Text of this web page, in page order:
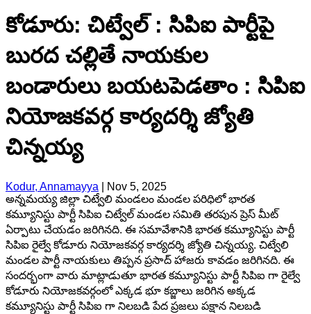
కోడూరు: చిట్వేల్ : సిపిఐ పార్టీపై
బురద చల్లితే నాయకుల
బండారులు బయటపెడతాం : సిపిఐ
నియోజకవర్గ కార్యదర్శి జ్యోతి
చిన్నయ్య
Kodur, Annamayya
Nov 5, 2025
అన్నమయ్య జిల్లా చిట్వేలి మండలం మండల పరిధిలో భారత
కమ్యూనిస్టు పార్టీ సిపిఐ చిట్వేల్ మండల సమితి తరపున ప్రెస్ మీట్
ఏర్పాటు చేయడం జరిగినది. ఈ సమావేశానికి భారత కమ్యూనిస్టు పార్టీ
సిపిఐ రైల్వే కోడూరు నియోజకవర్గ కార్యదర్శి జ్యోతి చిన్నయ్య. చిట్వేలి
మండల పార్టీ నాయకులు తిప్పన ప్రసాద్ హాజరు కావడం జరిగినది. ఈ
సందర్భంగా వారు మాట్లాడుతూ భారత కమ్యూనిస్టు పార్టీ సిపిఐ గా రైల్వే
కోడూరు నియోజకవర్గంలో ఎక్కడ భూ కబ్జాలు జరిగిన అక్కడ
కమ్యూనిస్టు పార్టీ సిపిఐ గా నిలబడి పేద ప్రజలు పక్షాన నిలబడి